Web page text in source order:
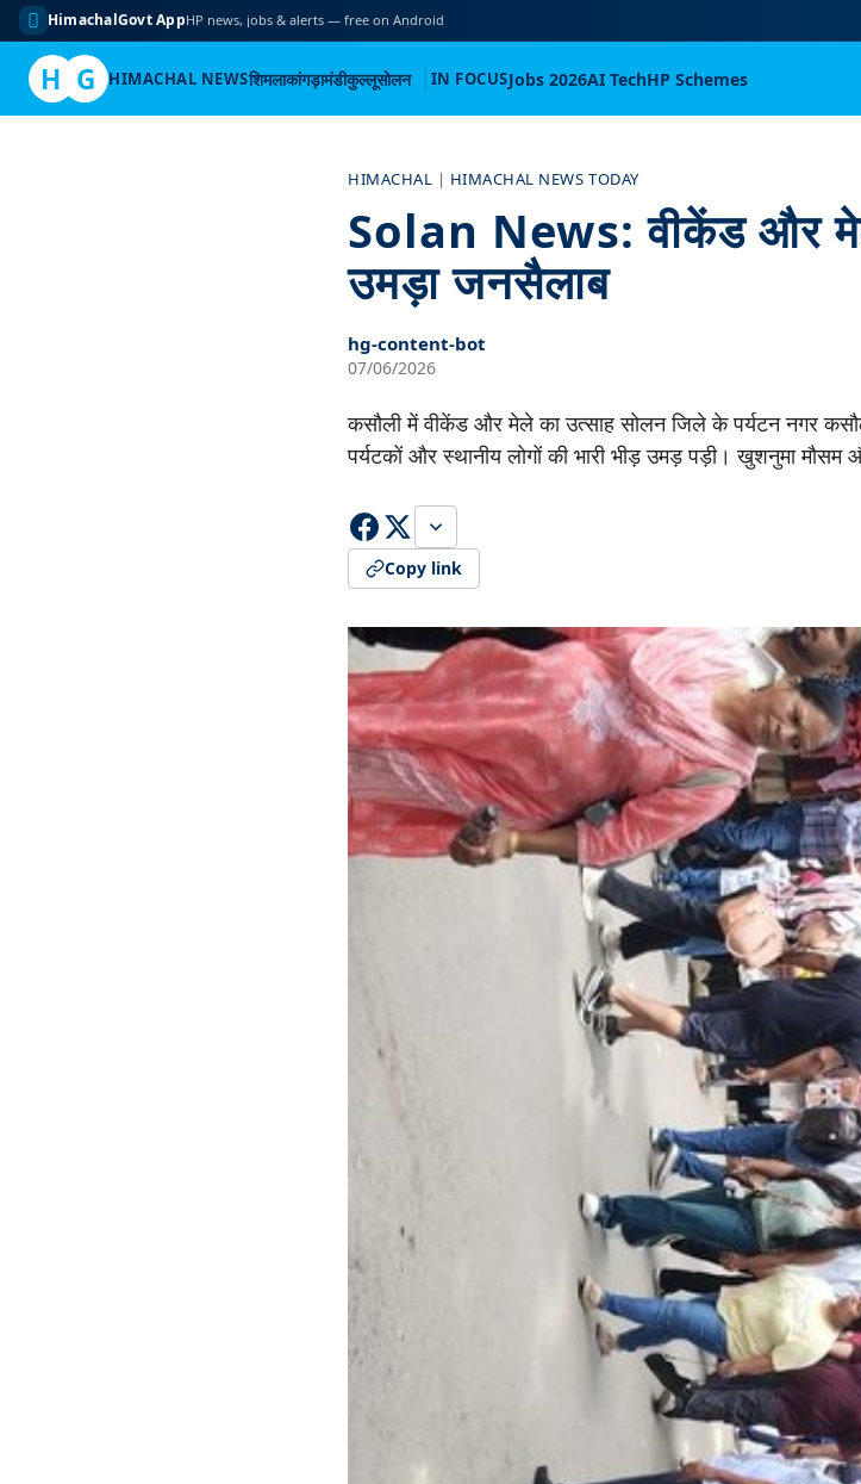
HimachalGovt AppHP news, jobs & alerts — free on Android
H G HIMACHAL NEWSशिमलाकांगड़ामंडीकुल्लूसोलन IN FOCUSJobs 2026AI TechHP Schemes
HIMACHAL | HIMACHAL NEWS TODAY
Solan News: वीकेंड और
उमड़ा जनसैलाब
hg-content-bot
07/06/2026
कसौली में वीकेंड और मेले का उत्साह सोलन जिले के पर्यटन नगर
पर्यटकों और स्थानीय लोगों की भारी भीड़ उमड़ पड़ी। खुशनुमा
Copy link